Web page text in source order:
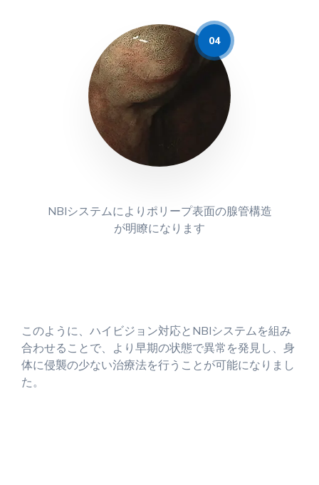
NBIシステムによりポリープ表面の腺管構造
が明瞭になります
このように、ハイビジョン対応とNBIシステムを組み
合わせることで、より早期の状態で異常を発見し、身
体に侵襲の少ない治療法を行うことが可能になりまし
た。